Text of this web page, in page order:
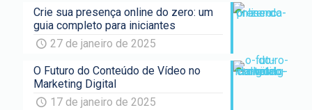
Crie sua presença online do zero: um
guia completo para iniciantes
27 de janeiro de 2025
O Futuro do Conteúdo de Vídeo no
Marketing Digital
17 de janeiro de 2025